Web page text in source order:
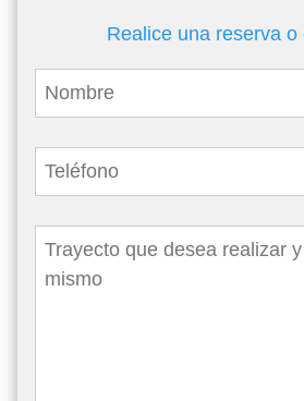
Realice una reserva o